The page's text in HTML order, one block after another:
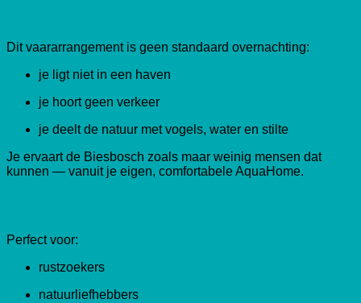
Dit vaararrangement is geen standaard overnachting:
je ligt niet in een haven
je hoort geen verkeer
je deelt de natuur met vogels, water en stilte
Je ervaart de Biesbosch zoals maar weinig mensen dat
kunnen — vanuit je eigen, comfortabele AquaHome.
Perfect voor:
rustzoekers
natuurliefhebbers